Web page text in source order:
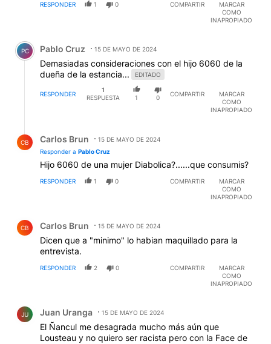
RESPONDER 1 0 COMPARTIR
MARCAR
COMO
INAPROPIADO
Comentario de Pablo Cruz.
PC Pablo Cruz 15 DE MAYO DE 2024
Demasiadas consideraciones con el hijo 6060 de la
dueña de la estancia...
EDITADO
RESPONDER
1
RESPUESTA
1 0
COMPARTIR
MARCAR
COMO
INAPROPIADO
CB Carlos Brun
15 DE MAYO DE 2024
Responder a Pablo Cruz
Hijo 6060 de una mujer Diabolica?......que consumis?
RESPONDER 1 0 COMPARTIR
MARCAR
COMO
INAPROPIADO
CB Carlos Brun 15 DE MAYO DE 2024
Dicen que a "minimo" lo habian maquillado para la
entrevista.
RESPONDER 2 0 COMPARTIR
MARCAR
COMO
INAPROPIADO
JU Juan Uranga 15 DE MAYO DE 2024
El Ñancul me desagrada mucho más aún que
Lousteau y no quiero ser racista pero con la Face de